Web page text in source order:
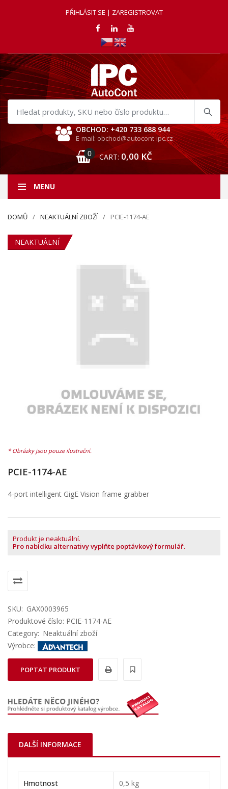
PŘIHLÁSIT SE | ZAREGISTROVAT
Hledat
produkty
OBCHOD: +420 733 688 944
E-mail: obchod@autocont-ipc.cz
0 CART: 0,00 KČ
MENU
DOMŮ NEAKTUÁLNÍ ZBOŽÍ PCIE-1174-AE
NEAKTUÁLNÍ
PCIE-1174-AE
4-port intelligent GigE Vision frame grabber
Produkt je neaktuální.
Pro nabídku alternativy vyplňte poptávkový formulář.
SKU: GAX0003965
Produktové číslo: PCIE-1174-AE
Category: Neaktuální zboží
Výrobce:
POPTAT PRODUKT
DALŠÍ INFORMACE
Hmotnost 0,5 kg